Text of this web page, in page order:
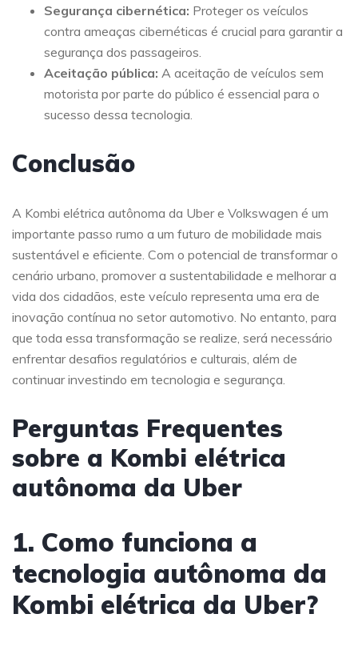
Segurança cibernética: Proteger os veículos
contra ameaças cibernéticas é crucial para garantir a
segurança dos passageiros.
Aceitação pública: A aceitação de veículos sem
motorista por parte do público é essencial para o
sucesso dessa tecnologia.
Conclusão
A Kombi elétrica autônoma da Uber e Volkswagen é um
importante passo rumo a um futuro de mobilidade mais
sustentável e eficiente. Com o potencial de transformar o
cenário urbano, promover a sustentabilidade e melhorar a
vida dos cidadãos, este veículo representa uma era de
inovação contínua no setor automotivo. No entanto, para
que toda essa transformação se realize, será necessário
enfrentar desafios regulatórios e culturais, além de
continuar investindo em tecnologia e segurança.
Perguntas Frequentes
sobre a Kombi elétrica
autônoma da Uber
1. Como funciona a
tecnologia autônoma da
Kombi elétrica da Uber?